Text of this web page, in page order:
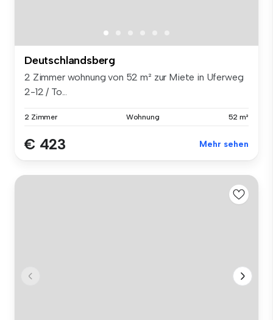
Deutschlandsberg
2 Zimmer wohnung von 52 m² zur Miete in Uferweg
2-12 / To...
2 Zimmer Wohnung 52 m²
€ 423 Mehr sehen